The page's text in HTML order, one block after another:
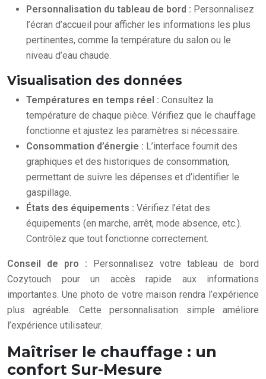
Personnalisation du tableau de bord : Personnalisez
l’écran d’accueil pour afficher les informations les plus
pertinentes, comme la température du salon ou le
niveau d’eau chaude.
Visualisation des données
Températures en temps réel : Consultez la
température de chaque pièce. Vérifiez que le chauffage
fonctionne et ajustez les paramètres si nécessaire.
Consommation d’énergie : L’interface fournit des
graphiques et des historiques de consommation,
permettant de suivre les dépenses et d’identifier le
gaspillage.
États des équipements : Vérifiez l’état des
équipements (en marche, arrêt, mode absence, etc.).
Contrôlez que tout fonctionne correctement.
Conseil de pro : Personnalisez votre tableau de bord
Cozytouch pour un accès rapide aux informations
importantes. Une photo de votre maison rendra l’expérience
plus agréable. Cette personnalisation simple améliore
l’expérience utilisateur.
Maîtriser le chauffage : un
confort Sur-Mesure